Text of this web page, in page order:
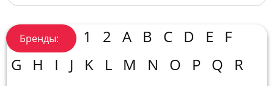
Бренды: 1 2 A B C D E
F
G
H I J K L M N O P Q
R
Новинки
Хиты
продаж
Спецпредложение